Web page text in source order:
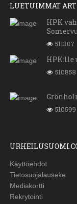
LUETUIMMAT
HPK
511307
HPK:lle
510858
510599
Käyttöehdot
Tietosuojalauseke
Mediakortti
Rekrytointi